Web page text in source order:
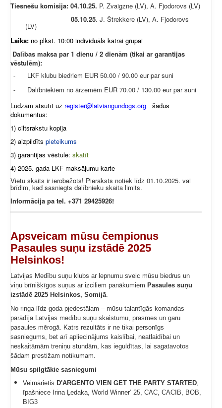
Tiesnešu komisija: 04.10.25. P. Zvaigzne (LV), A. Fjodorovs (LV)
05.10.25. J. Štrekkere (LV), A. Fjodorovs
(LV)
Laiks: no plkst. 10:00 individuāls katrai grupai
Dalības maksa par 1 dienu / 2 dienām (tikai ar garantijas
vēstulēm):
- LKF klubu biedriem EUR 50.00 / 90.00 eur par suni
-
Dalībniekiem no ārzemēm EUR 70.00 / 130.00 eur par suni
Lūdzam atsūtīt uz register@latviangundogs.org šādus
dokumentus:
1) ciltsrakstu kopija
2) aizpildīts pieteikums
3) garantijas vēstule: skatīt
4) 2025. gada LKF maksājumu karte
Vietu skaits ir ierobežots! Pieraksts notiek līdz 01.10.2025. vai
brīdim, kad sasniegts dalībnieku skaita limits.
Informācija pa tel. +371 29425926!
Apsveicam mūsu čempionus
Pasaules suņu izstādē 2025
Helsinkos!
Latvijas Medību suņu klubs ar lepnumu sveic mūsu biedrus un
viņu brīnišķīgos suņus ar izciliem panākumiem Pasaules suņu
izstādē 2025 Helsinkos, Somijā.
No ringa līdz goda pjedestālam – mūsu talantīgās komandas
parādīja Latvijas medību suņu skaistumu, prasmes un garu
pasaules mērogā. Katrs rezultāts ir ne tikai personīgs
sasniegums, bet arī apliecinājums kaislībai, neatlaidībai un
neskaitāmām treniņu stundām, kas ieguldītas, lai sagatavotos
šādam prestižam notikumam.
Mūsu spilgtākie sasniegumi
Veimārietis D'ARGENTO VIEN GET THE PARTY STARTED,
īpašniece Irina Ļedaka, World Winner’ 25, CAC, CACIB, BOB,
BIG3